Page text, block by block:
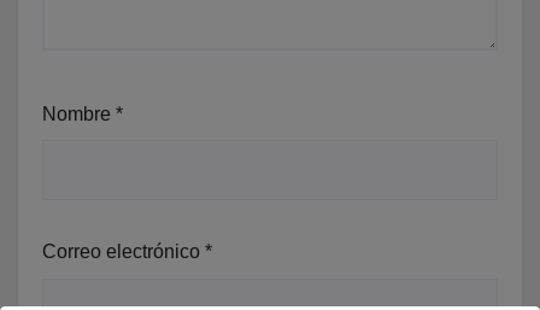
Nombre *
Correo electrónico *